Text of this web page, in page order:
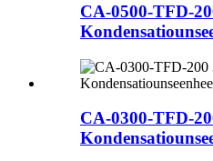
CA-0500-TFD-
CA-0300-TFD-